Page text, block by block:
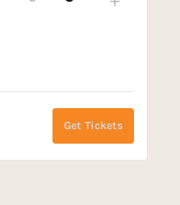
Q
t
i
t
y
Get Tickets